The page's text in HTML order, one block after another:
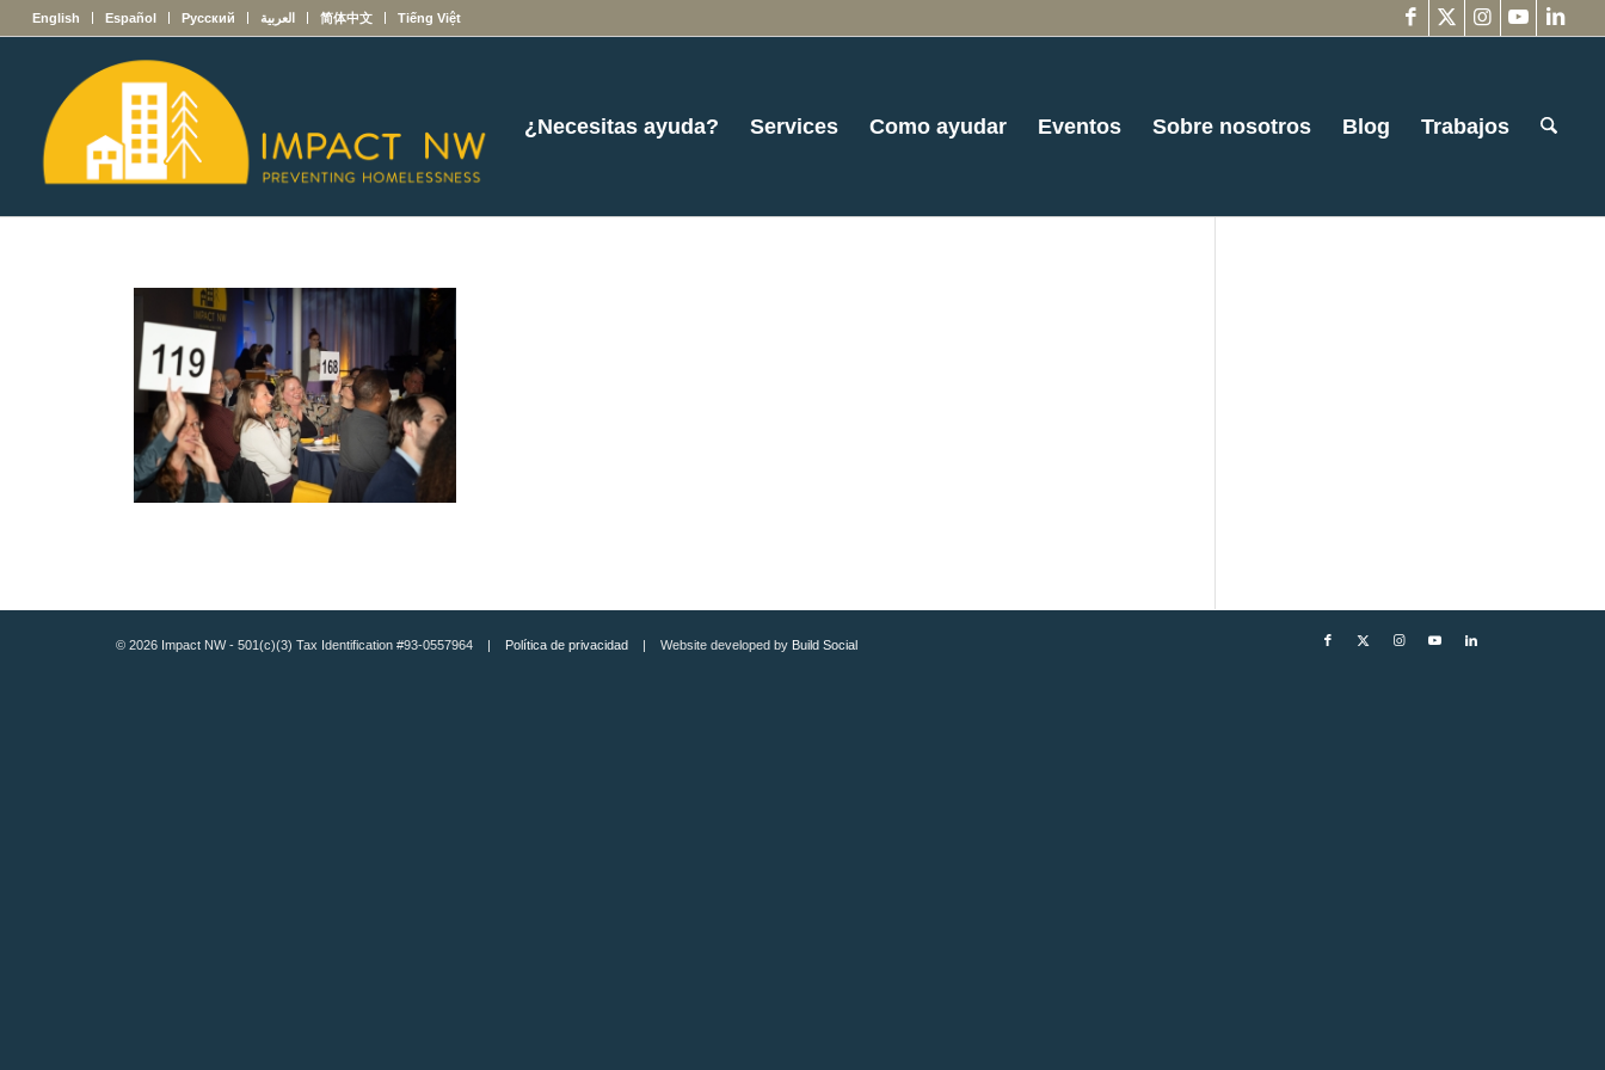
English Español Русский العربية 简体中文 Tiếng Việt
¿Necesitas ayuda? Services Como ayudar Eventos Sobre nosotros Blog Trabajos
© 2026 Impact NW - 501(c)(3) Tax Identification #93-0557964 | Política de privacidad | Website developed by Build Social